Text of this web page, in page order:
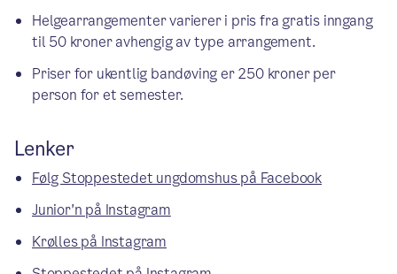
Helgearrangementer varierer i pris fra gratis inngang
til 50 kroner avhengig av type arrangement.
Priser for ukentlig bandøving er 250 kroner per
person for et semester.
Lenker
Følg Stoppestedet ungdomshus på Facebook
Junior'n på Instagram
Krølles på Instagram